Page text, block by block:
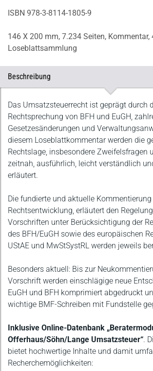
ISBN 978-3-8114-1805-9
146 X 200 mm, 7.234 Seiten, Kommentar,
Loseblattsammlung
Beschreibung
Beschreibung
Das Umsatzsteuerrecht ist geprägt durch
Rechtsprechung von BFH und EuGH,
Gesetzesänderungen und
diesem Loseblattkommentar werden die
Rechtslage, insbesondere Zweifelsfragen
zeitnah, ausführlich, leicht verständlich
erläutert.
Die fundierte und aktuelle
Rechtsentwicklung, erläutert den
Vorschriften unter Berücksichtigung der
des BFH/EuGH sowie des europäischen
UStAE und MwStSystRL werden jeweils
Besonders aktuell: Bis zur
Vorschrift werden einschlägige neue
EuGH und BFH komprimiert abgedruckt
wichtige BMF-Schreiben mit Fundstelle
Inklusive Online-Datenbank
Offerhaus/Söhn/Lange Umsatzsteuer“.
bietet hochwertige Inhalte und damit
Recherchemöglichkeiten: